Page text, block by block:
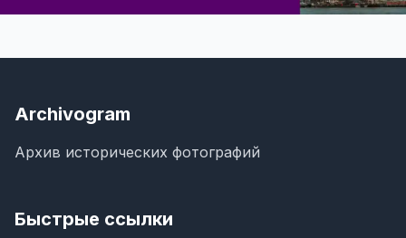
Archivogram
Архив исторических фотографий
Быстрые ссылки